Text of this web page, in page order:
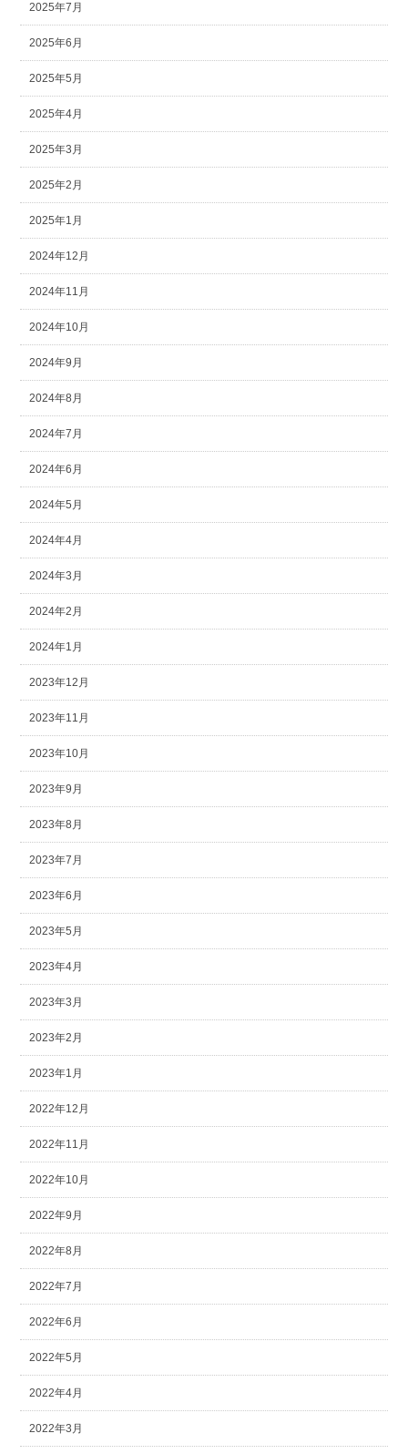
2025年7月
2025年6月
2025年5月
2025年4月
2025年3月
2025年2月
2025年1月
2024年12月
2024年11月
2024年10月
2024年9月
2024年8月
2024年7月
2024年6月
2024年5月
2024年4月
2024年3月
2024年2月
2024年1月
2023年12月
2023年11月
2023年10月
2023年9月
2023年8月
2023年7月
2023年6月
2023年5月
2023年4月
2023年3月
2023年2月
2023年1月
2022年12月
2022年11月
2022年10月
2022年9月
2022年8月
2022年7月
2022年6月
2022年5月
2022年4月
2022年3月